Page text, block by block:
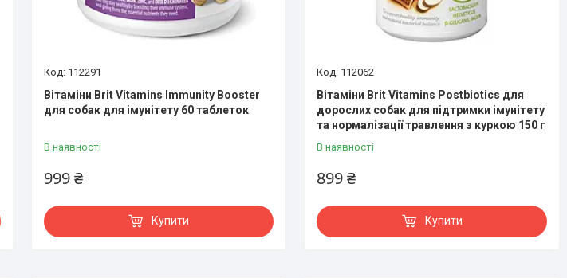
112291
Вітаміни Brit Vitamins Immunity Booster
для собак для імунітету 60 таблеток
В наявності
999 ₴
Купити
112062
Вітаміни Brit Vitamins Postbiotics для
дорослих собак для підтримки імунітету
та нормалізації травлення з куркою 150 г
В наявності
899 ₴
Купити